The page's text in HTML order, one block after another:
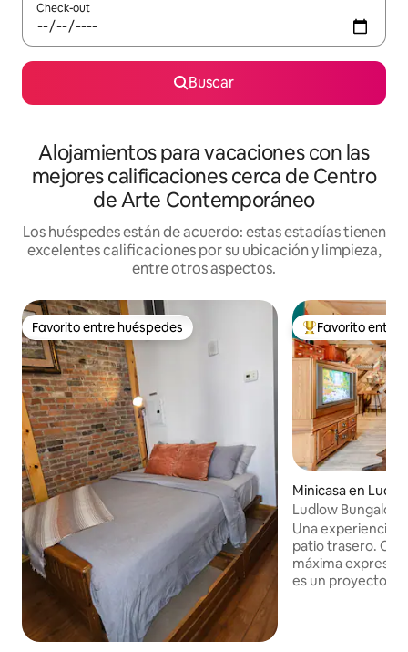
Check-out
Buscar
Alojamientos para vacaciones con las
mejores calificaciones cerca de Centro
de Arte Contemporáneo
Los huéspedes están de acuerdo: estas estadías tienen
excelentes calificaciones por su ubicación y limpieza,
entre otros aspectos.
Favorito entre huéspedes
Favorito entre huéspedes Favorito entre
Favorito entre
Minicasa en
Ludlow Bungalow
centro, cvg
Una experiencia
patio trasero.
máxima
es un proyecto